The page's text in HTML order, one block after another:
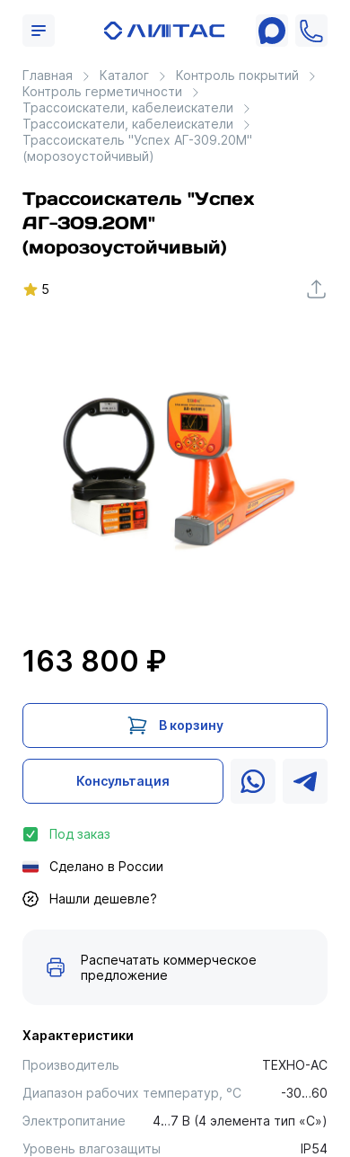
Главная Каталог
Контроль покрытий
Контроль герметичности
Трассоискатели, кабелеискатели
Трассоискатели, кабелеискатели
Трассоискатель "Успех АГ-309.20М"
(морозоустойчивый)
Трассоискатель "Успех
АГ-309.20М"
(морозоустойчивый)
5
Характеристики
Производитель
ТЕХНО-АС
Диапазон рабочих температур, °С
-30…60
Электропитание
4…7 В (4 элемента тип «С»)
Уровень влагозащиты
IP54
163 800 ₽
В корзину
Консультация
Под заказ
Сделано в России
Нашли дешевле?
Распечатать коммерческое
предложение